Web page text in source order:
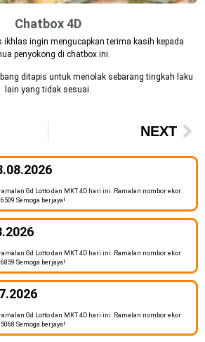
Chatbox 4D
ikhlas ingin mengucapkan terima kasih kepada
penyokong di chatbox ini.
ditapis untuk menolak sebarang tingkah laku
lain yang tidak sesuai.
NEXT
Gd Lotto dan MKT 4D hari ini. Ramalan nombor ekor
Semoga berjaya!
Gd Lotto dan MKT 4D hari ini. Ramalan nombor ekor
Semoga berjaya!
Gd Lotto dan MKT 4D hari ini. Ramalan nombor ekor
Semoga berjaya!